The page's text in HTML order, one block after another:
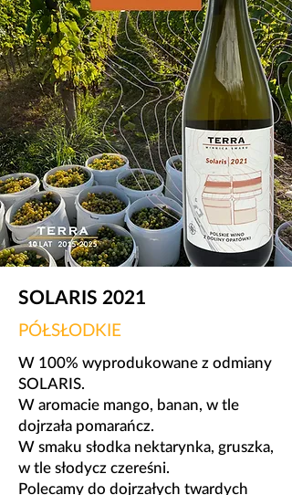
SOLARIS 2021
PÓŁSŁODKIE
W 100% wyprodukowane z odmiany
SOLARIS.
​W aromacie mango, banan, w tle
dojrzała pomarańcz.
W smaku słodka nektarynka, gruszka,
w tle słodycz czereśni.
​Polecamy do dojrzałych twardych